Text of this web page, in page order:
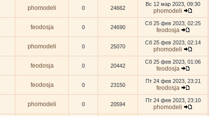
phomodeli 0 24662
Вс 12 мар 2023, 09:30
phomodeli
feodosja 0 24690
Сб 25 фев 2023, 02:25
feodosja
phomodeli 0 25070
Сб 25 фев 2023, 02:14
phomodeli
feodosja 0 20442
Сб 25 фев 2023, 01:06
feodosja
feodosja 0 23150
Пт 24 фев 2023, 23:21
feodosja
phomodeli 0 20594
Пт 24 фев 2023, 23:10
phomodeli